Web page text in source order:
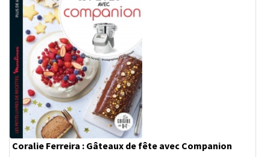
Coralie Ferreira : Gâteaux de fête avec Companion